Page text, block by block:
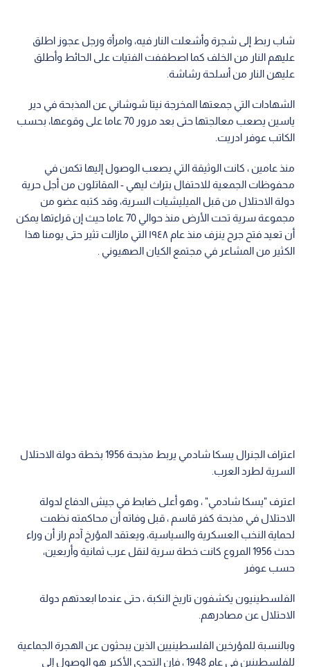
شاب ربط إلى شجرة وأشعلت النار فيه، وامرأة ورجل عجوز اطلق
عليهم النار من الخلف كما اصطففت الفتيات على الحائط وأطلق
عليهن النار من أسلحة رشاشة.
الشهادات التي جمعتها المخرجة نيتا شوشاني عن المذبحة في دير
ياسين يصعب معالجتها حتى بعد مرور 70 عاما على وقوعها، بحسب
الكاتب عوفر ادريت.
منذ عامين ، كانت الوثيقة التي يصعب الوصول إليها تكمن في
محفوظات الجمعية للاحتفال بتراث ليهي - المقاتلون من أجل حرية
دولة الاحتلال من قبل الميليشيات السرية، وقد كتبه عضو من
مجموعة سرية تحت الأرض منذ حوالي 70 عاما حيث إن قراءتها يمكن
أن تعيد فتح جرح ينزف منذ عام ١٩٤٨ التي مازالت تثير حتى يومنا هذا
الكثير من المشاعر في مجتمع الكيان الصهيوني .
اعتراف الجنرال يسكا شادمي يربط مذبحة 1956 بخطة دولة الاحتلال
السرية لطرد العرب.
اعترف "يسكا شادمي" ، وهو أعلى ضابط في جيش الدفاع لدولة
الاحتلال في مذبحة كفر قاسم ، قبل وفاته أن محاكمته نظمت
لحماية النخب العسكرية والسياسية، ويعتقد المؤرخ آدم راز أن وراء
حدث 1956 المروع كانت خطة سرية لنقل عرب ثمانية وأربعين،
حسب عوفر
الفلسطينيون يكشفون تاريخ النكبة ، حتى عندما ابعدتهم دولة
الاحتلال عن مصادرهم.
وبالنسبة للمؤرخين الفلسطينيين الذين يبحثون عن الهجرة الجماعية
للفلسطينين في عام 1948 ، فإن التحدي الأكبر هو الوصول إلى